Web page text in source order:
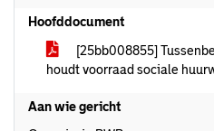
Hoofddocument
[25bb008855]
houdt voorraad sociale
Aan wie gericht